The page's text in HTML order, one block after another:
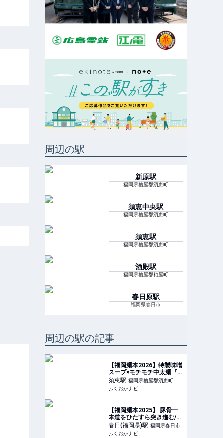
周辺の駅
新原駅
福岡県糟屋郡須恵町
須恵中央駅
福岡県糟屋郡須恵町
須恵駅
福岡県糟屋郡須恵町
酒殿駅
福岡県糟屋郡粕屋町
春日原駅
福岡県春日市
周辺の駅の記事
【福岡麺本2026】特製味噌
スープ×モチモチ中太麺『み
そラーメン専門店 みつぐ』
| ふくおかナビ
須恵駅 福岡県糟屋郡須恵町
ふくおかナビ
【福岡麺本2025】 豚骨一
本道をひたすら突き進む/
麺屋たいそん 春日総本店 |
ふくおかナビ
春日(福岡県)駅 福岡県春日市
ふくおかナビ